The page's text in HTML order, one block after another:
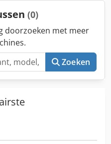
(0)
doorzoeken met meer
Zoeken